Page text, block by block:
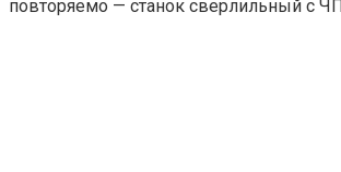
повторяемо — станок сверлильный с